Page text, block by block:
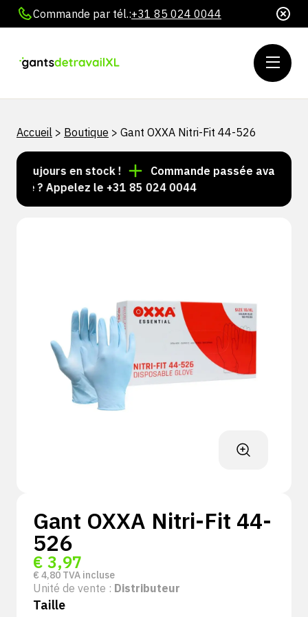
Commande par tél.:+31 85 024 0044
Accueil > Boutique > Gant OXXA Nitri-Fit 44-526
en stock !
Commande passée avant 15 h
? Appelez le +31 85 024 0044
Gant OXXA Nitri-Fit 44-
526
€ 3,97
€ 4,80 TVA incluse
Unité de vente : Distributeur
Taille